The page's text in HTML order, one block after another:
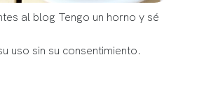
al blog Tengo un horno y sé
uso sin su consentimiento.